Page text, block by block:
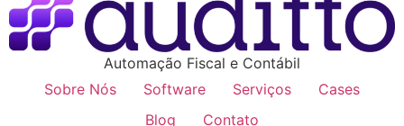
Automação Fiscal e Contábil
Sobre Nós
Software Serviços
Cases
Blog
Contato